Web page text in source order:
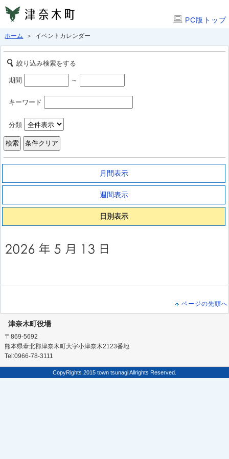
PC版トップ
ホーム ＞ イベントカレンダー
絞り込み検索をする
期間 ～
キーワード
分類
月間表示
週間表示
日別表示
ページの先頭へ
津奈木町役場
〒869-5692
熊本県葦北郡津奈木町大字小津奈木2123番地
Tel:0966-78-3111
CopyRights 2015 town tsunagi Allrights Reserved.